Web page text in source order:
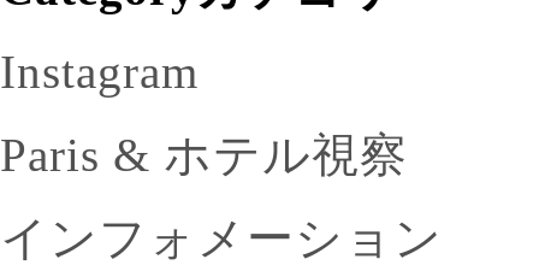
Instagram
Paris & ホテル視察
インフォメーション